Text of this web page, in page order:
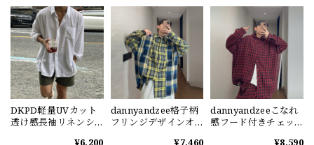
DKPD軽量UVカット
透け感長袖リネンシ
¥6,200
dannyandzee格子柄
フリンジデザインオ
¥7,460
dannyandzeeこなれ
感フード付きチェッ
¥8,590